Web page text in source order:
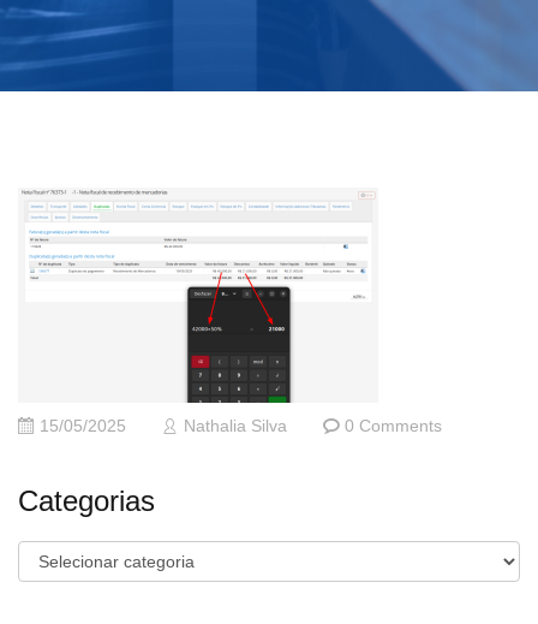
15/05/2025 Nathalia Silva 0 Comments
Categorias
Categorias